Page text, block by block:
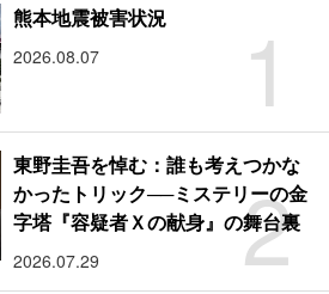
1
熊本地震被害状況
2026.08.07
2
東野圭吾を悼む：誰も考えつかな
かったトリック──ミステリーの金
字塔『容疑者Ｘの献身』の舞台裏
2026.07.29